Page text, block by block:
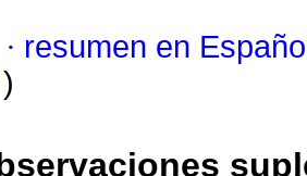
· resumen en
)